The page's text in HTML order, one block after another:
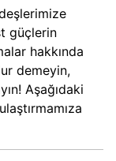
güçlerin
hakkında
demeyin,
Aşağıdaki